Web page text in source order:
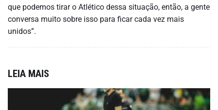
que podemos tirar o Atlético dessa situação, então, a gente
conversa muito sobre isso para ficar cada vez mais
unidos”.
LEIA MAIS